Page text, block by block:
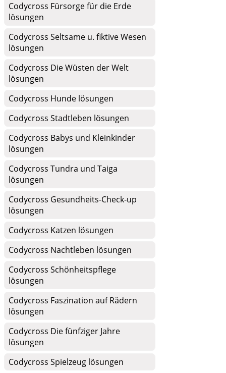
Codycross Fürsorge für die Erde
lösungen
Codycross Seltsame u. fiktive Wesen
lösungen
Codycross Die Wüsten der Welt
lösungen
Codycross Hunde lösungen
Codycross Stadtleben lösungen
Codycross Babys und Kleinkinder
lösungen
Codycross Tundra und Taiga
lösungen
Codycross Gesundheits-Check-up
lösungen
Codycross Katzen lösungen
Codycross Nachtleben lösungen
Codycross Schönheitspflege
lösungen
Codycross Faszination auf Rädern
lösungen
Codycross Die fünfziger Jahre
lösungen
Codycross Spielzeug lösungen